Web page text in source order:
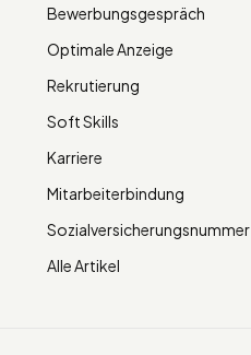
Bewerbungsgespräch
Optimale Anzeige
Rekrutierung
Soft Skills
Karriere
Mitarbeiterbindung
Sozialversicherungsnummer
Alle Artikel